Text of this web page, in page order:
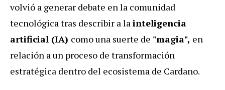
volvió a generar debate en la comunidad
tecnológica tras describir a lainteligencia
artificial (IA) como una suerte de "magia", en
relación a un proceso de transformación
estratégica dentro del ecosistema de Cardano.